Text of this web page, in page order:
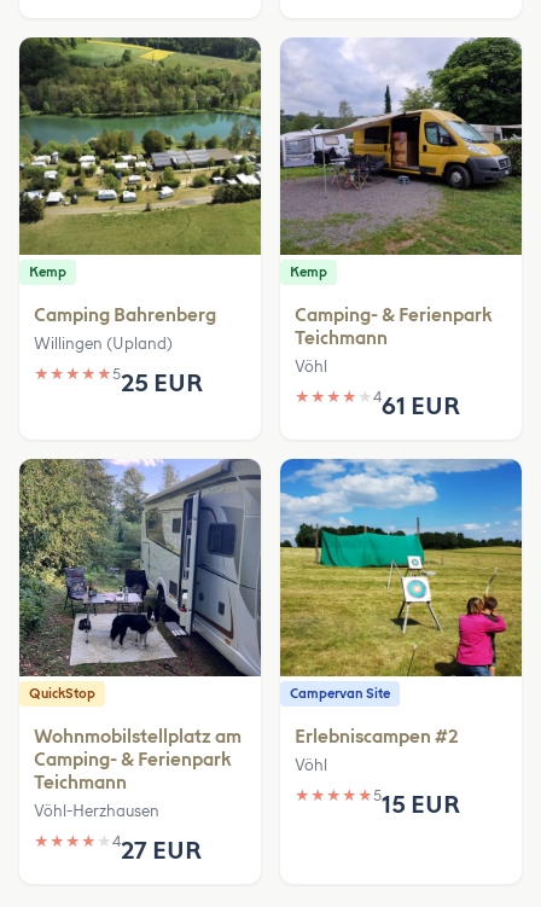
Kemp
Camping Bahrenberg
Willingen (Upland)
★ ★ ★ ★ ★525 EUR
Kemp
Camping- & Ferienpark
Teichmann
Vöhl
★ ★ ★ ★ ★ 461 EUR
QuickStop
Wohnmobilstellplatz am
Camping- & Ferienpark
Teichmann
Vöhl-Herzhausen
★ ★ ★ ★ ★ 427 EUR
Campervan Site
Erlebniscampen #2
Vöhl
★ ★ ★ ★ ★515 EUR